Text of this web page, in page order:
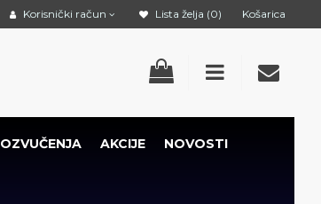
Korisnički račun Lista želja (0) Košarica
OZVUČENJA AKCIJE NOVOSTI